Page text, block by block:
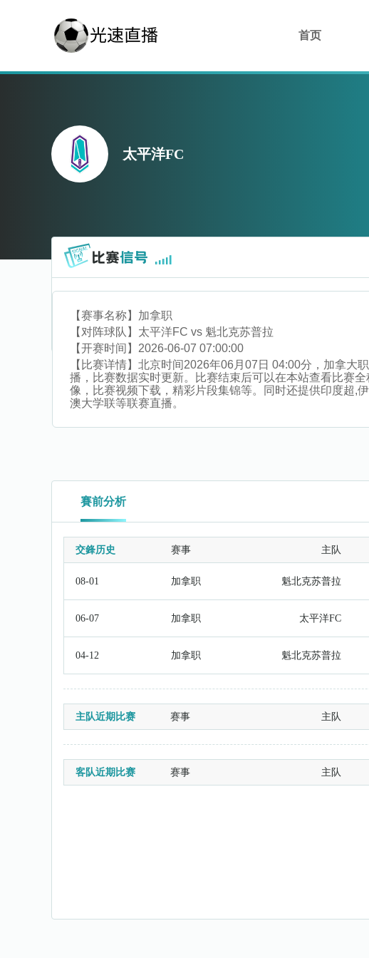
首页
太平洋FC
【赛事名称】 加拿职
【对阵球队】 太平洋FC vs 魁北克苏普拉
【开赛时间】 2026-06-07 07:00:00
【比赛详情】 北京时间2026年06月07日 04:00分，加拿大
播，比赛数据实时更新。比赛结束后可以在本站查看比赛
像，比赛视频下载，精彩片段集锦等。同时还提供印度超,
澳大学联等联赛直播。
賽前分析
交鋒历史 赛事 主队
08-01 加拿职 魁北克苏普拉
06-07 加拿职 太平洋FC
04-12 加拿职 魁北克苏普拉
主队近期比赛 赛事 主队
客队近期比赛 赛事 主队